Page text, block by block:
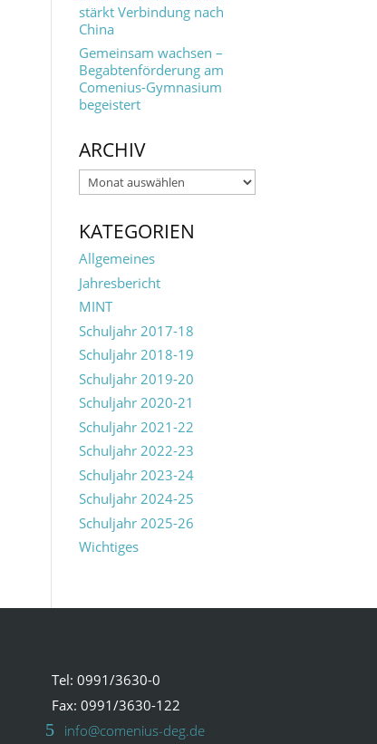
stärkt Verbindung nach
China
Gemeinsam wachsen –
Begabtenförderung am
Comenius-Gymnasium
begeistert
ARCHIV
Archiv
KATEGORIEN
Allgemeines
Jahresbericht
MINT
Schuljahr 2017-18
Schuljahr 2018-19
Schuljahr 2019-20
Schuljahr 2020-21
Schuljahr 2021-22
Schuljahr 2022-23
Schuljahr 2023-24
Schuljahr 2024-25
Schuljahr 2025-26
Wichtiges
Tel: 0991/3630-0
Fax: 0991/3630-122
info@comenius-deg.de